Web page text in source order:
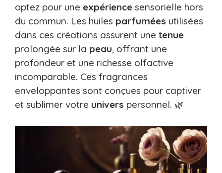
optez pour une expérience sensorielle hors
du commun. Les huiles parfumées utilisées
dans ces créations assurent une tenue
prolongée sur la peau, offrant une
profondeur et une richesse olfactive
incomparable. Ces fragrances
enveloppantes sont conçues pour captiver
et sublimer votre univers personnel. 🌿